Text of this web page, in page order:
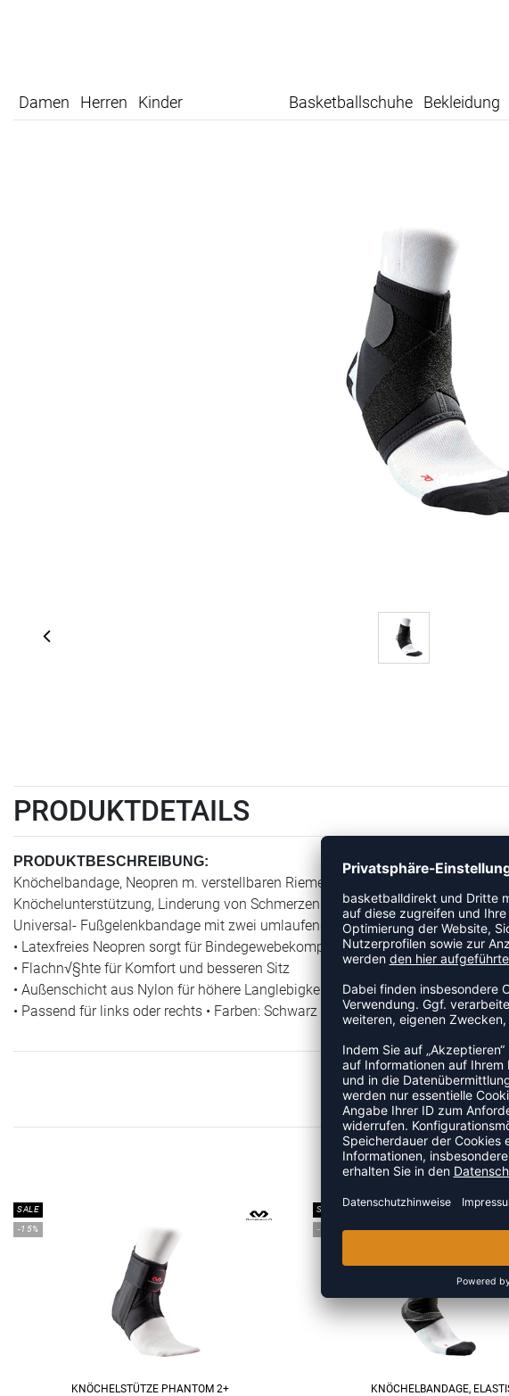
Damen Herren Kinder Basketballschuhe Bekleidung
PRODUKTDETAILS
PRODUKTBESCHREIBUNG:
Knöchelbandage, Neopren m. verstellbaren Riemen, schwarz 432
Knöchelunterstützung, Linderung von Schmerzen die mit Arthritis und
Universal- Fußgelenkbandage mit zwei umlaufenden elastischen
• Latexfreies Neopren sorgt für Bindegewebekompression und Erhalt der
• Flachn√§hte für Komfort und besseren Sitz
• Außenschicht aus Nylon für höhere Langlebigkeit
• Passend für links oder rechts • Farben: Schwarz • Material: 100% Latexfrei /
MEHR
SALE
-15%
KNÖCHELSTÜTZE PHANTOM 2+
SALE
-15%
KNÖCHELBANDAGE,